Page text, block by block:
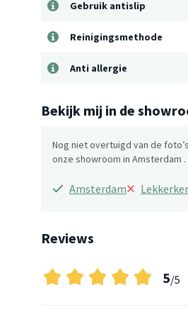
Gebruik antislip
Reinigingsmethode
Anti allergie
Bekijk mij in de
Nog niet overtuigd van de
onze showroom in Amsterdam
Amsterdam×
Reviews
5/5